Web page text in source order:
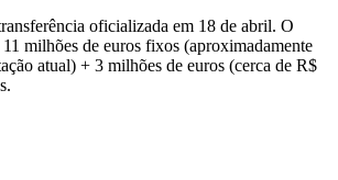
oficializada em 18 de abril. O
milhões de euros fixos (aproximadamente
atual) + 3 milhões de euros (cerca de R$